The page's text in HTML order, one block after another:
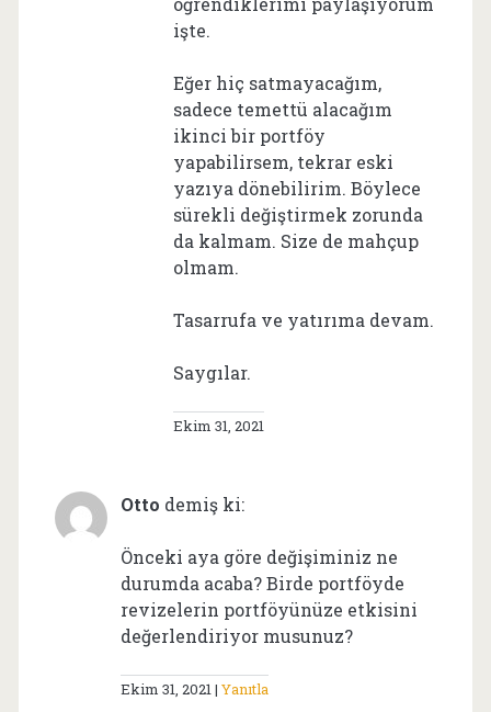
işte.
Eğer hiç satmayacağım,
sadece temettü alacağım
ikinci bir portföy
yapabilirsem, tekrar eski
yazıya dönebilirim. Böylece
sürekli değiştirmek zorunda
da kalmam. Size de mahçup
olmam.
Tasarrufa ve yatırıma devam.
Saygılar.
Ekim 31, 2021
Otto demiş ki:
Önceki aya göre değişiminiz ne
durumda acaba? Birde portföyde
revizelerin portföyünüze etkisini
değerlendiriyor musunuz?
Ekim 31, 2021 Yanıtla